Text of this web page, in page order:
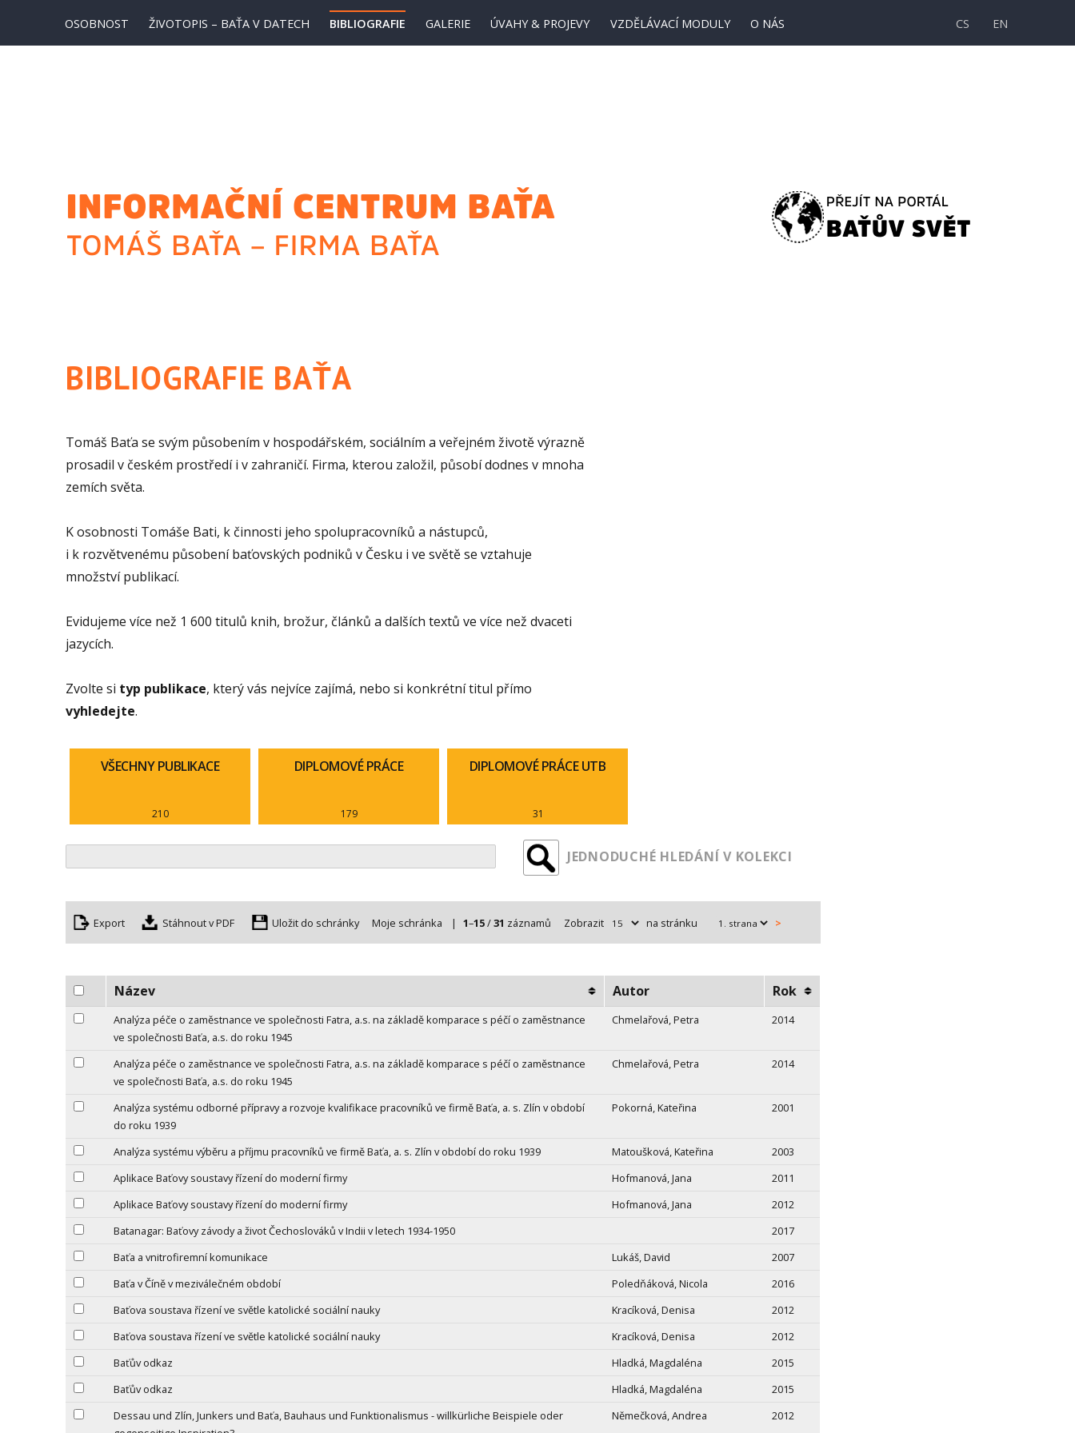
OSOBNOST ŽIVOTOPIS – BAŤA V DATECH BIBLIOGRAFIE GALERIE ÚVAHY & PROJEVY VZDĚLÁVACÍ MODULY O NÁS CS EN
BIBLIOGRAFIE BAŤA
Tomáš Baťa se svým působením v hospodářském, sociálním a veřejném životě výrazně
prosadil v českém prostředí i v zahraničí. Firma, kterou založil, působí dodnes v mnoha
zemích světa.
K osobnosti Tomáše Bati, k činnosti jeho spolupracovníků a nástupců,
i k rozvětvenému působení baťovských podniků v Česku i ve světě se vztahuje
množství publikací.
Evidujeme více než 1 600 titulů knih, brožur, článků a dalších textů ve více než dvaceti
jazycích.
Zvolte si typ publikace, který vás nejvíce zajímá, nebo si konkrétní titul přímo
vyhledejte.
VŠECHNY PUBLIKACE
210
DIPLOMOVÉ PRÁCE
179
DIPLOMOVÉ PRÁCE UTB
31
JEDNODUCHÉ HLEDÁNÍ V KOLEKCI
Export Uložit do schránky Moje schránka | 1–15/31 záznamů Zobrazit na stránku >
Název Autor Rok
Analýza péče o zaměstnance ve společnosti Fatra, a.s. na základě komparace s péčí o zaměstnance
ve společnosti Baťa, a.s. do roku 1945
Chmelařová, Petra 2014
Analýza péče o zaměstnance ve společnosti Fatra, a.s. na základě komparace s péčí o zaměstnance
ve společnosti Baťa, a.s. do roku 1945
Chmelařová, Petra 2014
Analýza systému odborné přípravy a rozvoje kvalifikace pracovníků ve firmě Baťa, a. s. Zlín v období
do roku 1939
Pokorná, Kateřina 2001
Analýza systému výběru a příjmu pracovníků ve firmě Baťa, a. s. Zlín v období do roku 1939 Matoušková, Kateřina
2003
Aplikace Baťovy soustavy řízení do moderní firmy
Hofmanová, Jana
2011
Aplikace Baťovy soustavy řízení do moderní firmy
Hofmanová, Jana
2012
Batanagar: Baťovy závody a život Čechoslováků v Indii v letech 1934-1950
2017
Baťa a vnitrofiremní komunikace
Lukáš, David
2007
Baťa v Číně v meziválečném období
Poledňáková, Nicola
2016
Baťova soustava řízení ve světle katolické sociální nauky
Kracíková, Denisa
2012
Baťova soustava řízení ve světle katolické sociální nauky
Kracíková, Denisa
2012
Baťův odkaz
Hladká, Magdaléna
2015
Baťův odkaz
Hladká, Magdaléna
2015
Dessau und Zlín, Junkers und Baťa, Bauhaus und Funktionalismus - willkürliche Beispiele oder
Němečková, Andrea 2012